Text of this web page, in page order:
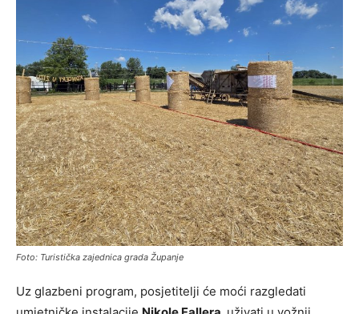
Foto: Turistička zajednica grada Županje
Uz glazbeni program, posjetitelji će moći razgledati